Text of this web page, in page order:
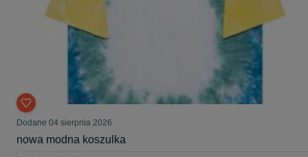
Dodane 04 sierpnia 2026
nowa modna koszulka